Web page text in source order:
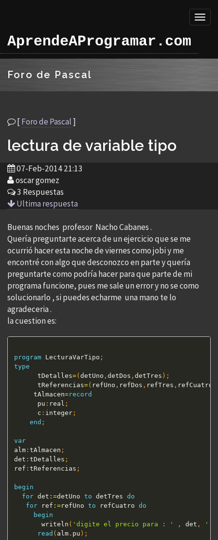
AprendeAProgramar.com
Foro de Pascal
[Foro de Pascal]
lectura de variable tipo
07-Feb-2014 21:13
oscar gomez
3 Respuestas
Ultima respuesta
Buenas noches profesor Nacho Cabanes .
Quería preguntarte acerca de un ejercicio que se me
ocurrió hacer esta noche de viernes como jobi y me
encontré con algo que desconozco en parte y quería
preguntarte como podría hacer para que parte de mi
programa funcione, pues me sale un error y no se como
solucionarlo , si puedes echarme una mano te lo
agradeceria .
la cuestion es:
program LecturaVarTipo ;
type
      tDetalles
=( detUno , detDos , detTres ) ;
      tReferencias
=( refUno , refDos , refTres , refCuatro
     tAlmacen
=record
      pu
: real ;
      c
: integer ;
end ;
var
alm : tAlmacen ;
det : tDetalles ;
ref : tReferencias ;
begin
for det :=detUno to detTres do
for ref :=refUno to refCuatro do
begin
       writeln
( 'digite el precio para : ' , det ,
' y
read ( alm . pu ) ;